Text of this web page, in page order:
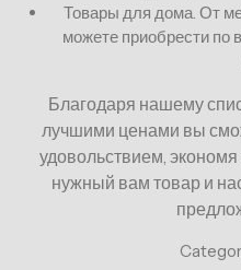
Товары для дома. От
можете приобрести по
Благодаря нашему
лучшими ценами вы
удовольствием,
нужный вам товар и